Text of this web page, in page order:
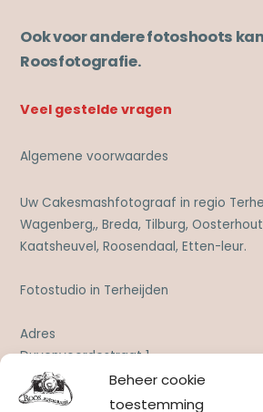
Beheer cookie
toestemming
Ook voor andere fotoshoots
Roosfotografie.
Veel gestelde vragen
Algemene voorwaardes
Uw Cakesmashfotograaf in regio
Wagenberg,, Breda, Tilburg,
Kaatsheuvel, Roosendaal, Etten-leur.
Fotostudio in Terheijden
Adres
Duvenvoordestraat 1
4844 CW Terheijden